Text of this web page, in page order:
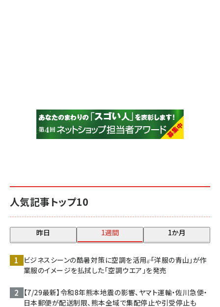
人気記事トップ10
昨日 1週間 1か月
ビジネスシーンの酷暑対策に空調を活用――。「洋服の青山」が作
業服のイメージを払拭した「空調ウエア」を発売
【7/29最新】令和8年熊本地震の影響、ヤマト運輸・佐川急便・
日本郵便が配送制限、熊本全域で集配停止や引受停止も